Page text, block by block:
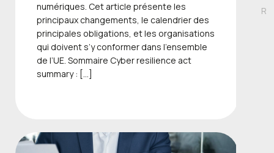
numériques. Cet article présente les
principaux changements, le calendrier des
principales obligations, et les organisations
qui doivent s’y conformer dans l’ensemble
de l’UE. Sommaire Cyber resilience act
summary : […]
R